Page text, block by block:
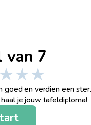
van 7
★★★
goed en verdien een ster.
je jouw tafeldiploma!